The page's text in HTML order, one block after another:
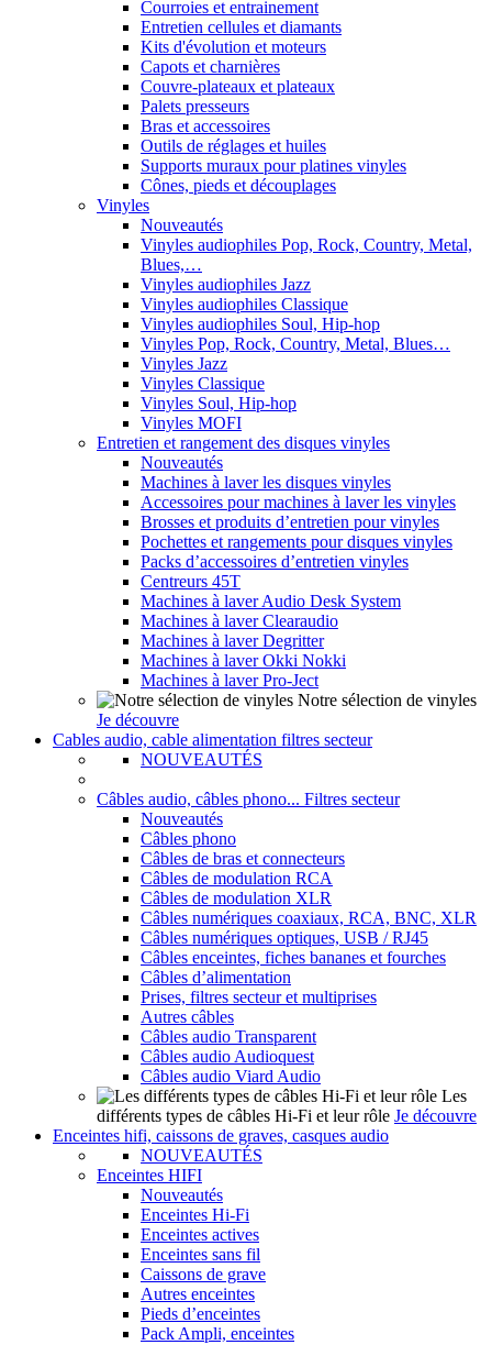
Courroies et entrainement
Entretien cellules et diamants
Kits d'évolution et moteurs
Capots et charnières
Couvre-plateaux et plateaux
Palets presseurs
Bras et accessoires
Outils de réglages et huiles
Supports muraux pour platines vinyles
Cônes, pieds et découplages
Vinyles
Nouveautés
Vinyles audiophiles Pop, Rock, Country, Metal,
Blues,…
Vinyles audiophiles Jazz
Vinyles audiophiles Classique
Vinyles audiophiles Soul, Hip-hop
Vinyles Pop, Rock, Country, Metal, Blues…
Vinyles Jazz
Vinyles Classique
Vinyles Soul, Hip-hop
Vinyles MOFI
Entretien et rangement des disques vinyles
Nouveautés
Machines à laver les disques vinyles
Accessoires pour machines à laver les vinyles
Brosses et produits d’entretien pour vinyles
Pochettes et rangements pour disques vinyles
Packs d’accessoires d’entretien vinyles
Centreurs 45T
Machines à laver Audio Desk System
Machines à laver Clearaudio
Machines à laver Degritter
Machines à laver Okki Nokki
Machines à laver Pro-Ject
Notre sélection de vinyles
Je découvre
Cables audio, cable alimentation filtres secteur
NOUVEAUTÉS
Câbles audio, câbles phono... Filtres secteur
Nouveautés
Câbles phono
Câbles de bras et connecteurs
Câbles de modulation RCA
Câbles de modulation XLR
Câbles numériques coaxiaux, RCA, BNC, XLR
Câbles numériques optiques, USB / RJ45
Câbles enceintes, fiches bananes et fourches
Câbles d’alimentation
Prises, filtres secteur et multiprises
Autres câbles
Câbles audio Transparent
Câbles audio Audioquest
Câbles audio Viard Audio
Les
différents types de câbles Hi-Fi et leur rôle Je découvre
Enceintes hifi, caissons de graves, casques audio
NOUVEAUTÉS
Enceintes HIFI
Nouveautés
Enceintes Hi-Fi
Enceintes actives
Enceintes sans fil
Caissons de grave
Autres enceintes
Pieds d’enceintes
Pack Ampli, enceintes